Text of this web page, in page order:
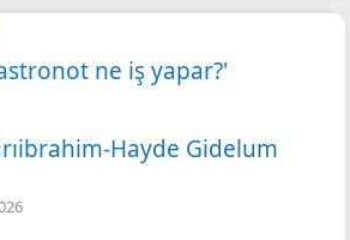
ne iş yapar?'
Hayde Gidelum